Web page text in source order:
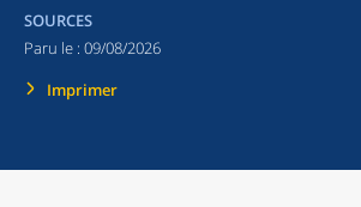
SOURCES
Paru le : 09/08/2026
Imprimer